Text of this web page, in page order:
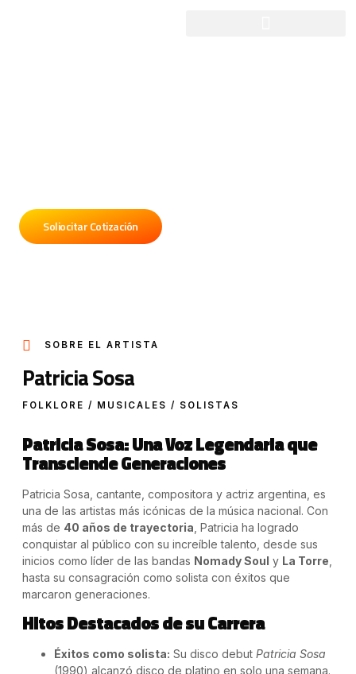
Soliocitar Cotización
SOBRE EL ARTISTA
Patricia Sosa
FOLKLORE / MUSICALES / SOLISTAS
Patricia Sosa: Una Voz Legendaria que
Transciende Generaciones
Patricia Sosa, cantante, compositora y actriz argentina, es
una de las artistas más icónicas de la música nacional. Con
más de 40 años de trayectoria , Patricia ha logrado
conquistar al público con su increíble talento, desde sus
inicios como líder de las bandas Nomady Soul y La Torre
hasta su consagración como solista con éxitos que
marcaron generaciones.
Hitos Destacados de su Carrera
Éxitos como solista: Su disco debutPatricia Sosa
(1990) alcanzó disco de platino en solo una semana.